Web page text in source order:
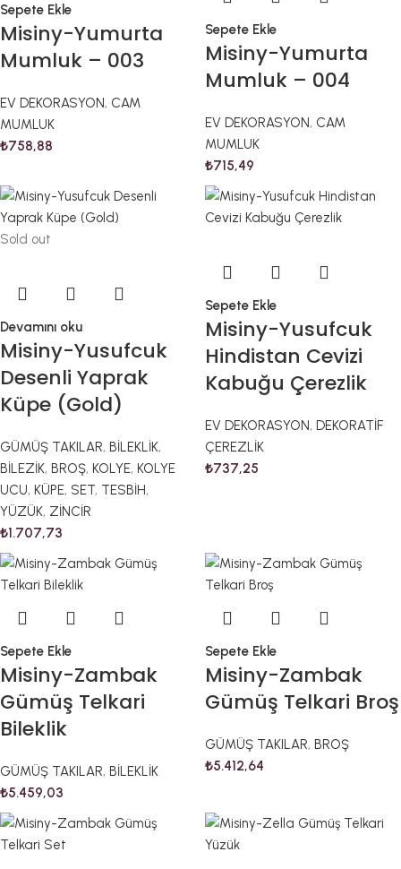
Sepete Ekle
Misiny-Yumurta
Mumluk – 003
EV DEKORASYON, CAM
MUMLUK
₺758,88
Sepete Ekle
Misiny-Yumurta
Mumluk – 004
EV DEKORASYON, CAM
MUMLUK
₺715,49
Sold out
Devamını oku
Misiny-Yusufcuk
Desenli Yaprak
Küpe (Gold)
GÜMÜŞ TAKILAR, BİLEKLİK,
BİLEZİK, BROŞ, KOLYE, KOLYE
UCU, KÜPE, SET, TESBİH,
YÜZÜK, ZİNCİR
₺1.707,73
Sepete Ekle
Misiny-Yusufcuk
Hindistan Cevizi
Kabuğu Çerezlik
EV DEKORASYON, DEKORATİF
ÇEREZLİK
₺737,25
Sepete Ekle
Misiny-Zambak
Gümüş Telkari
Bileklik
GÜMÜŞ TAKILAR, BİLEKLİK
₺5.459,03
Sepete Ekle
Misiny-Zambak
Gümüş Telkari Broş
GÜMÜŞ TAKILAR, BROŞ
₺5.412,64